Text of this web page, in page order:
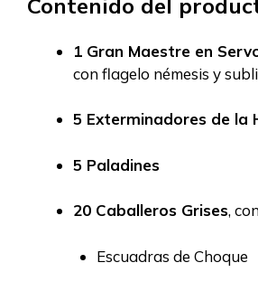
1 Gran Maestre en
con flagelo némesis y
5 Exterminadores de la
5 Paladines
20 Caballeros Grises,
Escuadras de Choque